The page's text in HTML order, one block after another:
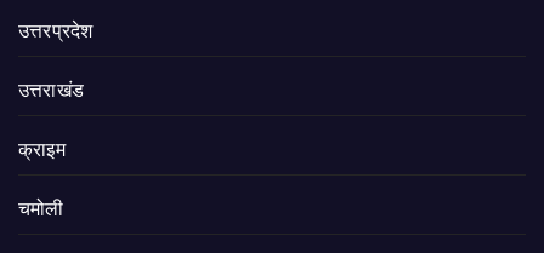
उत्तरप्रदेश
उत्तराखंड
क्राइम
चमोली